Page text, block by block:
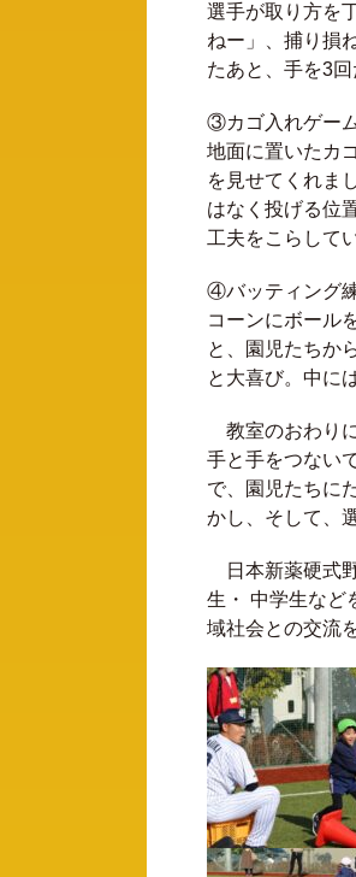
選手が取り方を
ねー」、捕り損
たあと、手を3
③カゴ入れゲー
地面に置いたカ
を見せてくれま
はなく投げる位
工夫をこらして
​​​​​​​④バッティング
コーンにボール
と、園児たちか
と大喜び。中に
教室のおわり
手と手をつない
で、園児たちに
かし、そして、
日本新薬硬式
生・ 中学生など
域社会との交流